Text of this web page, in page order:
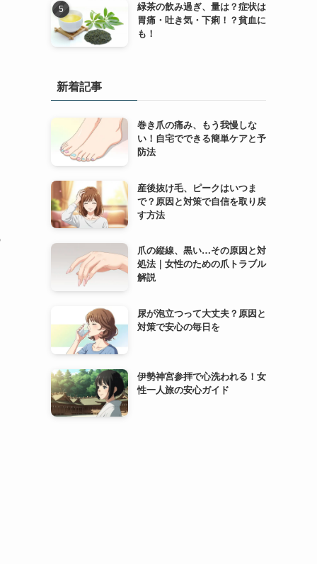
緑茶の飲み過ぎ、量は？症状は
胃痛・吐き気・下痢！？貧血に
も！
新着記事
巻き爪の痛み、もう我慢しな
い！自宅でできる簡単ケアと予
防法
産後抜け毛、ピークはいつま
で？原因と対策で自信を取り戻
す方法
爪の縦線、黒い…その原因と対
処法｜女性のための爪トラブル
解説
尿が泡立つって大丈夫？原因と
対策で安心の毎日を
伊勢神宮参拝で心洗われる！女
性一人旅の安心ガイド